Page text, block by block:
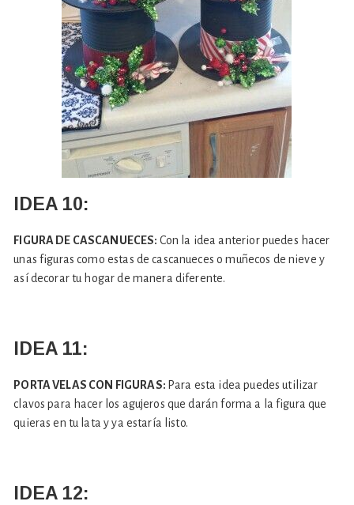
IDEA 10:
FIGURA DE CASCANUECES: Con la idea anterior puedes hacer
unas figuras como estas de cascanueces o muñecos de nieve y
así decorar tu hogar de manera diferente.
IDEA 11:
PORTA VELAS CON FIGURAS: Para esta idea puedes utilizar
clavos para hacer los agujeros que darán forma a la figura que
quieras en tu lata y ya estaría listo.
IDEA 12: